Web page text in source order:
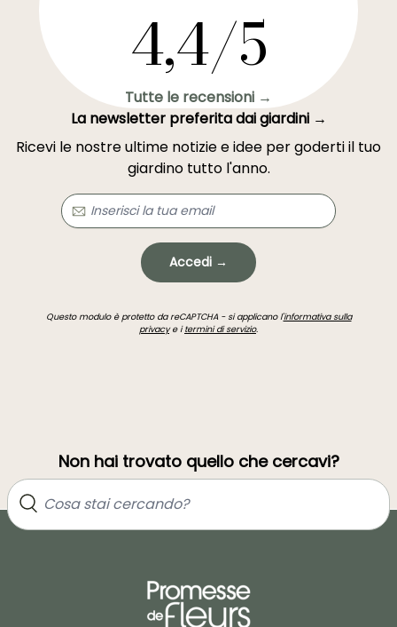
4,4/5
Tutte le recensioni →
La newsletter preferita dai giardini →
Ricevi le nostre ultime notizie e idee per goderti il tuo
giardino tutto l'anno.
Accedi →
Questo modulo è protetto da reCAPTCHA - si applicano l'informativa sulla
privacye itermini di servizio.
Non hai trovato quello che cercavi?